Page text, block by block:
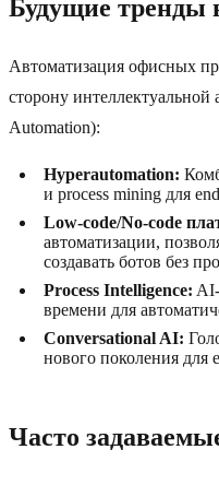
Будущие тренды
Автоматизация офисных
сторону
Automation):
Hyperautomation:
и process mining для
Low-code/No-code
автоматизации,
создавать ботов без
Process Intelligence:
времени для
Conversational AI:
нового поколения для
Часто